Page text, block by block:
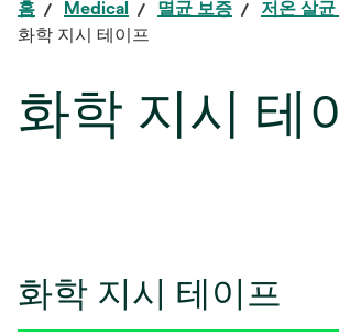
홈 Medical 멸균 보증
저온 살
화학 지시 테이프
화학 지시 테
화학 지시 테이프